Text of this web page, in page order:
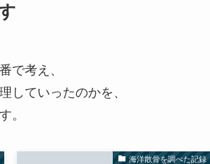
で考え、
していったのかを、
。
海洋散骨を調べた記録